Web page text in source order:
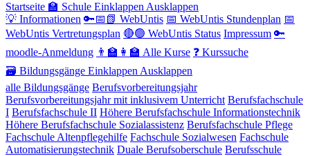
Startseite 🏫 Schule Einklappen Ausklappen
💡 Informationen 🔑📅📗 WebUntis 📅 WebUntis Stundenplan 📅
WebUntis Vertretungsplan 🔴🟢 WebUntis Status Impressum 🔑
moodle-Anmeldung 👨‍🏫👩‍🏫 Alle Kurse ❓ Kurssuche
🗃 Bildungsgänge Einklappen Ausklappen
alle Bildungsgänge Berufsvorbereitungsjahr
Berufsvorbereitungsjahr mit inklusivem Unterricht Berufsfachschule
I Berufsfachschule II Höhere Berufsfachschule Informationstechnik
Höhere Berufsfachschule Sozialassistenz Berufsfachschule Pflege
Fachschule Altenpflegehilfe Fachschule Sozialwesen Fachschule
Automatisierungstechnik Duale Berufsoberschule Berufsschule